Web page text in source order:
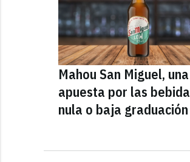
Mahou San Miguel, una
apuesta por las
nula o baja graduación